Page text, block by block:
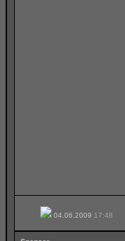
04.06.2009 17:48